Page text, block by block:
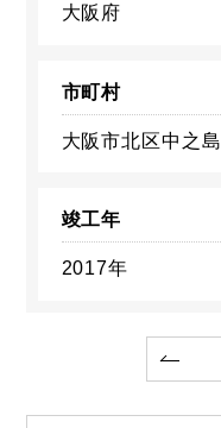
大阪府
市町村
大阪市北区中之島
竣工年
2017年